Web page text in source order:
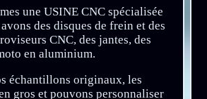
une USINE CNC spécialisée
des disques de frein et des
CNC, des jantes, des
en aluminium.
échantillons originaux, les
gros et pouvons personnaliser